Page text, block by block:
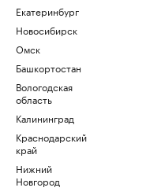
Екатеринбург
Новосибирск
Омск
Башкортостан
Вологодская
область
Калининград
Краснодарский
край
Нижний
Новгород